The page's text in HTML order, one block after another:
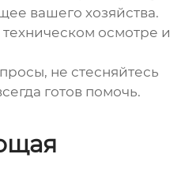
вашего хозяйства.
осмотре и
не стесняйтесь
готов помочь.